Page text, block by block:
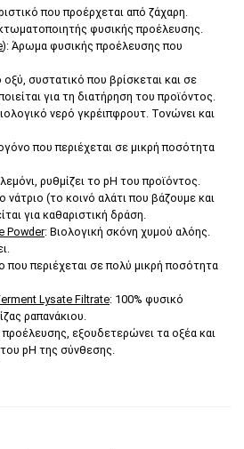
που προέρχεται από ζάχαρη.
φυσικής προέλευσης.
): Άρωμα φυσικής προέλευσης που
οξύ, συστατικό που βρίσκεται και σε
για τη διατήρηση του προϊόντος.
νερό γκρέιπφρουτ. Τονώνει και
που περιέχεται σε μικρή ποσότητα
ρυθμίζει το pH του προϊόντος.
νάτριο (το κοινό αλάτι που βάζουμε και
για καθαριστική δράση.
Powder: Βιολογική σκόνη χυμού αλόης.
που περιέχεται σε πολύ μικρή ποσότητα
Lysate Filtrate: 100% φυσικό
ραπανάκιου.
προέλευσης, εξουδετερώνει τα οξέα και
pH της σύνθεσης.